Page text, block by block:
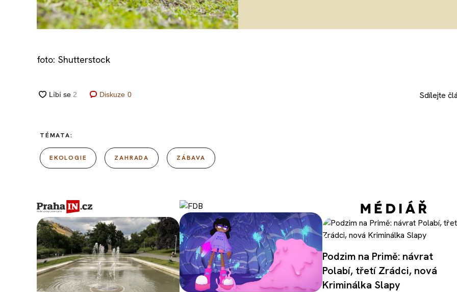
foto: Shutterstock
Diskuze 0 Sdílejte
TÉMATA:
EKOLOGIE ZAHRADA ZÁBAVA
Podzim na Primě: návrat
Polabí, třetí Zrádci, nová
Kriminálka Slapy